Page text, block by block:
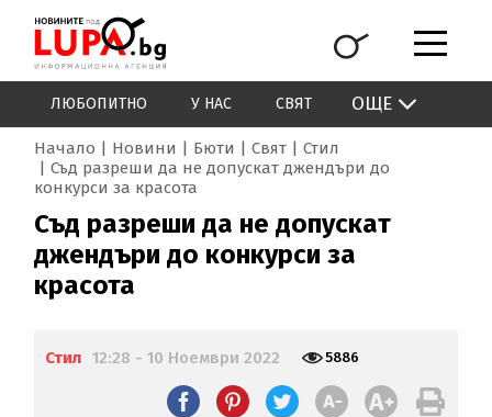
ЛЮБОПИТНО У НАС СВЯТ ОЩЕ
Начало Новини Бюти Свят
Стил
Съд разреши да не допускат джендъри до
конкурси за красота
Съд разреши да не допускат
джендъри до конкурси за
красота
Стил 12:28 - 10 Ноември 2022 5886